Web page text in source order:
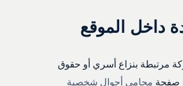
داخل الموقع
مرتبطة بنزاع أسري أو حقوق
صفحة محامي أحوال شخصية